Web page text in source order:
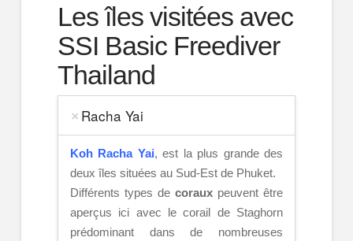
Les îles visitées avec
SSI Basic Freediver
Thailand
Racha Yai
Koh Racha Yai, est la plus grande des
deux îles situées au Sud-Est de Phuket.
Différents types decoraux peuvent être
aperçus ici avec le corail de Staghorn
prédominant dans de nombreuses